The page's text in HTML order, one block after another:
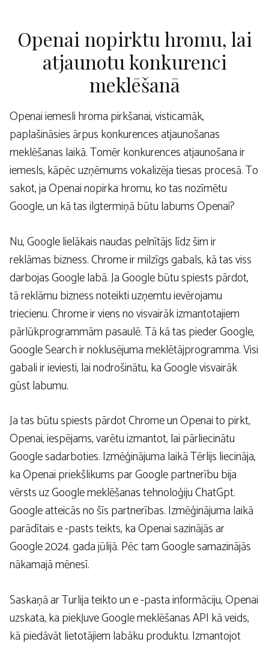
Openai nopirktu hromu, lai
atjaunotu konkurenci
meklēšanā
Openai iemesli hroma pirkšanai, visticamāk,
paplašināsies ārpus konkurences atjaunošanas
meklēšanas laikā. Tomēr konkurences atjaunošana ir
iemesls, kāpēc uzņēmums vokalizēja tiesas procesā. To
sakot, ja Openai nopirka hromu, ko tas nozīmētu
Google, un kā tas ilgtermiņā būtu labums Openai?
Nu, Google lielākais naudas pelnītājs līdz šim ir
reklāmas bizness. Chrome ir milzīgs gabals, kā tas viss
darbojas Google labā. Ja Google būtu spiests pārdot,
tā reklāmu bizness noteikti uzņemtu ievērojamu
triecienu. Chrome ir viens no visvairāk izmantotajiem
pārlūkprogrammām pasaulē. Tā kā tas pieder Google,
Google Search ir noklusējuma meklētājprogramma. Visi
gabali ir ieviesti, lai nodrošinātu, ka Google visvairāk
gūst labumu.
Ja tas būtu spiests pārdot Chrome un Openai to pirkt,
Openai, iespējams, varētu izmantot, lai pārliecinātu
Google sadarboties. Izmēģinājuma laikā Tērlijs liecināja,
ka Openai priekšlikums par Google partnerību bija
vērsts uz Google meklēšanas tehnoloģiju ChatGpt.
Google atteicās no šīs partnerības. Izmēģinājuma laikā
parādītais e -pasts teikts, ka Openai sazinājās ar
Google 2024. gada jūlijā. Pēc tam Google samazinājās
nākamajā mēnesī.
Saskaņā ar Turlija teikto un e -pasta informāciju, Openai
uzskata, ka piekļuve Google meklēšanas API kā veids,
kā piedāvāt lietotājiem labāku produktu. Izmantojot